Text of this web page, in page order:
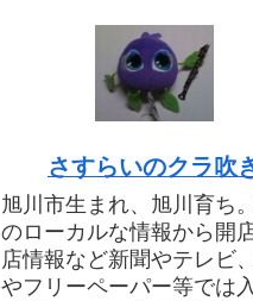
さすらいのクラ吹
旭川市生まれ、旭川育ち
のローカルな情報から開
店情報など新聞やテレビ
やフリーペーパー等では